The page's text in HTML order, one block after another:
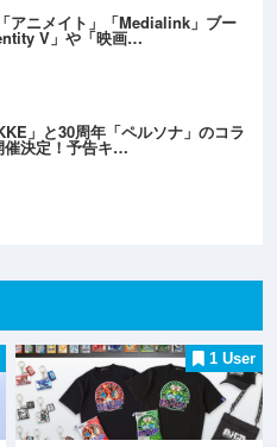
アニメイト」「Medialink」ブー
V」や「映画…
」と30周年「ペルソナ」のコラ
催決定！予告キ…
1 User